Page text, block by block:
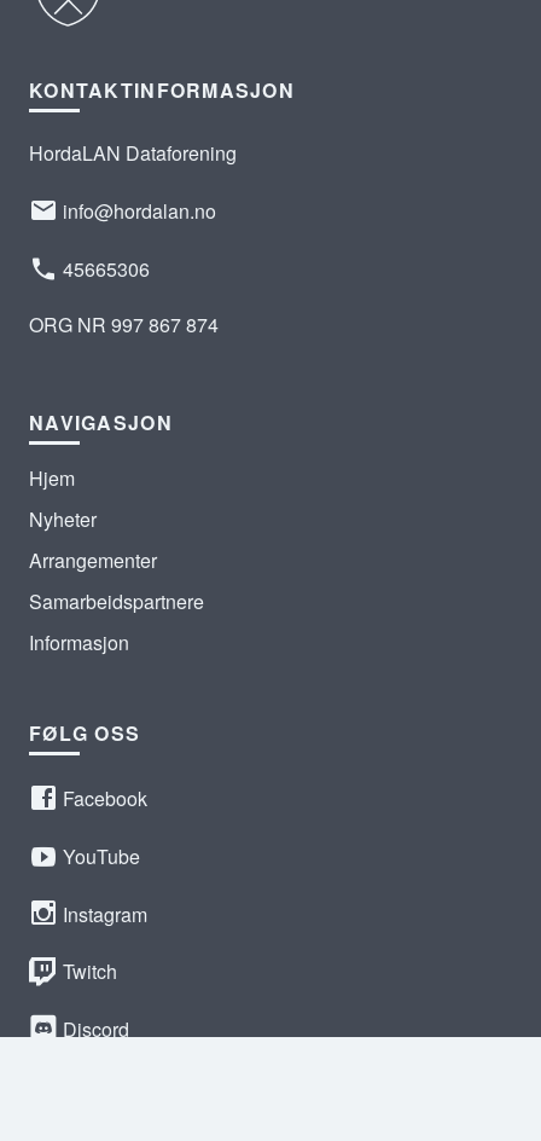
KONTAKTINFORMASJON
HordaLAN Dataforening
info@hordalan.no
45665306
ORG NR 997 867 874
NAVIGASJON
Hjem
Nyheter
Arrangementer
Samarbeidspartnere
Informasjon
FØLG OSS
Facebook
YouTube
Instagram
Twitch
Discord